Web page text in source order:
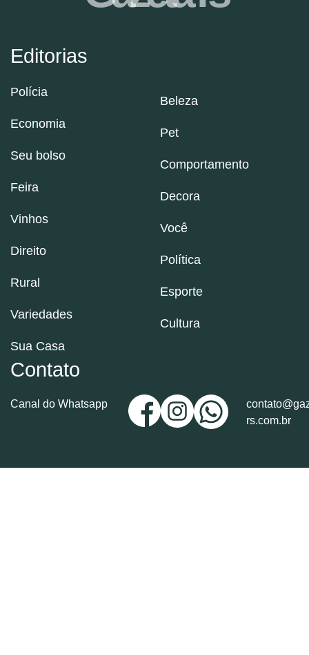
Editorias
Polícia
Economia
Seu bolso
Feira
Vinhos
Direito
Rural
Variedades
Sua Casa
Beleza
Pet
Comportamento
Decora
Você
Política
Esporte
Cultura
Contato
Canal do Whatsapp
rs.com.br